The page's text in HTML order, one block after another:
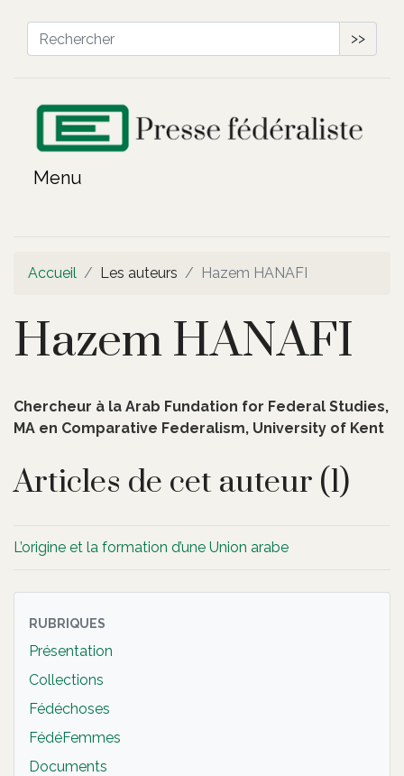
>>
Accueil Les auteurs Hazem HANAFI
Hazem HANAFI
Chercheur à la Arab Fundation for Federal Studies,
MA en Comparative Federalism, University of Kent
Articles de cet auteur (1)
L’origine et la formation d’une Union arabe
RUBRIQUES
Présentation
Collections
Fédéchoses
FédéFemmes
Documents